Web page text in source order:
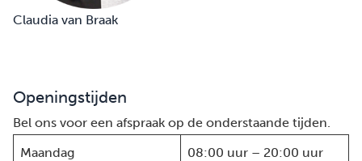
Claudia van Braak
Openingstijden
Bel ons voor een afspraak op de onderstaande tijden.
Maandag
08:00 uur – 20:00 uur